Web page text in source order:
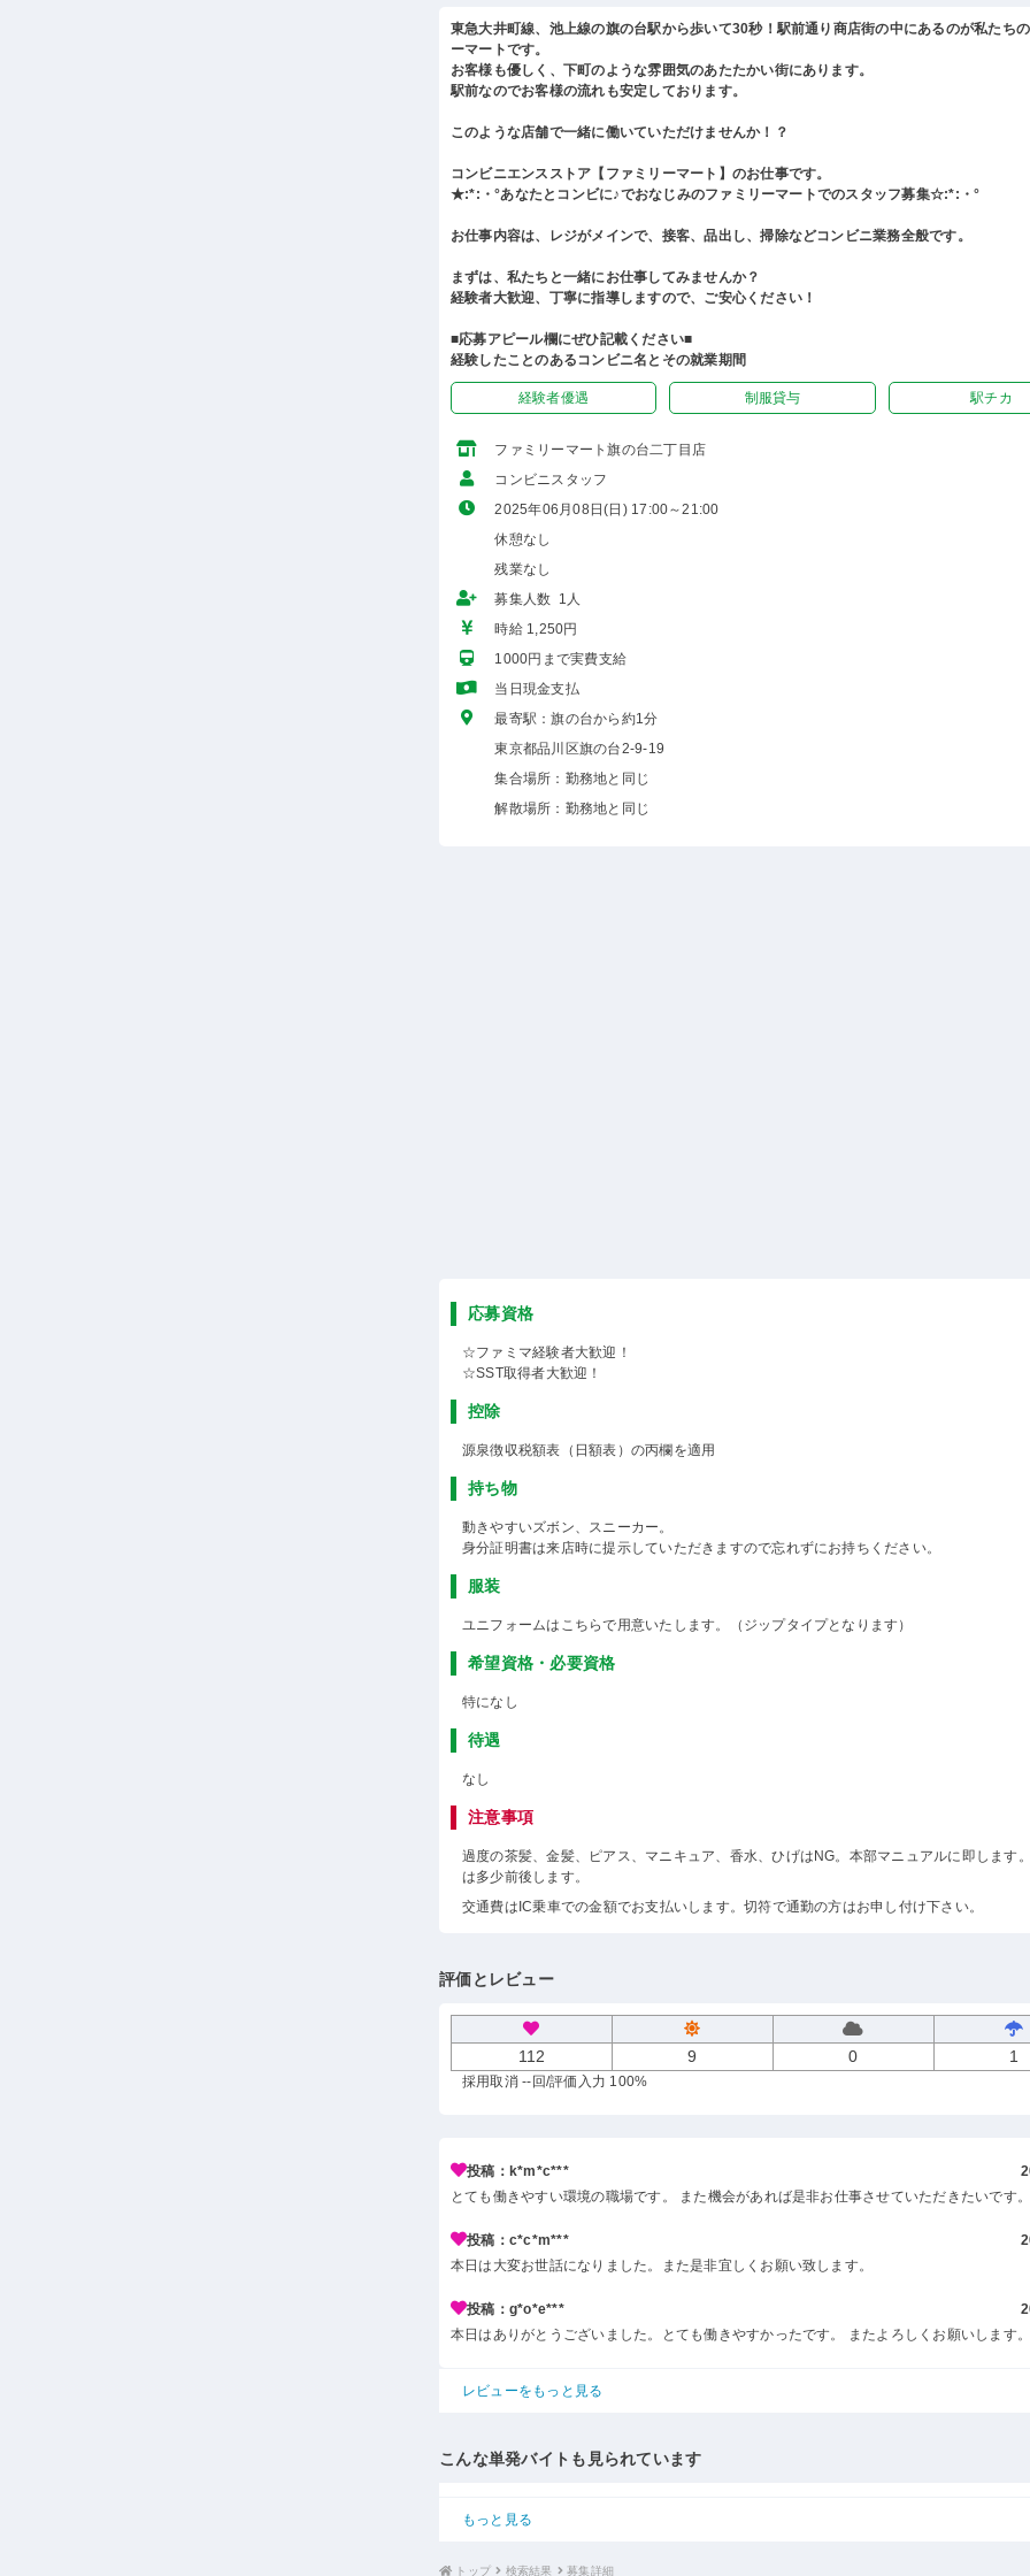
東急大井町線、池上線の旗の台駅から歩いて30秒！駅前通り商店街の中にあるのが私たち
ーマートです。
お客様も優しく、下町のような雰囲気のあたたかい街にあります。
駅前なのでお客様の流れも安定しております。
このような店舗で一緒に働いていただけませんか！？
コンビニエンスストア【ファミリーマート】のお仕事です。
★:*:・°あなたとコンビに♪でおなじみのファミリーマートでのスタッフ募集☆:*:・°
お仕事内容は、レジがメインで、接客、品出し、掃除などコンビニ業務全般です。
まずは、私たちと一緒にお仕事してみませんか？
経験者大歓迎、丁寧に指導しますので、ご安心ください！
■応募アピール欄にぜひ記載ください■
経験したことのあるコンビニ名とその就業期間
経験者優遇 制服貸与 駅チカ
ファミリーマート旗の台二丁目店
コンビニスタッフ
2025年06月08日(日) 17:00～21:00
休憩なし
残業なし
募集人数 1人
時給 1,250円
1000円まで実費支給
当日現金支払
最寄駅：旗の台から約1分
東京都品川区旗の台2-9-19
集合場所：勤務地と同じ
解散場所：勤務地と同じ
応募資格
☆ファミマ経験者大歓迎！
☆SST取得者大歓迎！
控除
源泉徴収税額表（日額表）の丙欄を適用
持ち物
動きやすいズボン、スニーカー。
身分証明書は来店時に提示していただきますので忘れずにお持ちください。
服装
ユニフォームはこちらで用意いたします。（ジップタイプとなります）
希望資格・必要資格
特になし
待遇
なし
注意事項
過度の茶髪、金髪、ピアス、マニキュア、香水、ひげはNG。本部マニュアルに即します
は多少前後します。
交通費はIC乗車での金額でお支払いします。切符で通勤の方はお申し付け下さい。
評価とレビュー
112 9 0 1
採用取消 --回/評価入力 100%
投稿：k*m*c***
とても働きやすい環境の職場です。 また機会があれば是非お仕事させていただきたいです。
投稿：c*c*m***
本日は大変お世話になりました。また是非宜しくお願い致します。
投稿：g*o*e***
本日はありがとうございました。とても働きやすかったです。 またよろしくお願いします。
レビューをもっと見る
こんな単発バイトも見られています
もっと見る
トップ 検索結果 募集詳細